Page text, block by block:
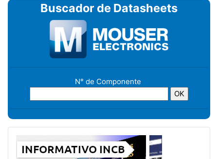
Buscador de Datasheets
N° de Componente